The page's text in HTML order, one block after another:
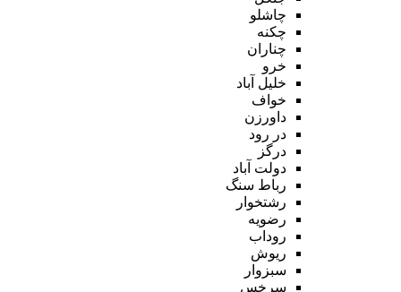
چاشلو
چکنه
چناران
خرو
خلیل آباد
خواف
داورزن
در رود
درگز
دولت آباد
رباط سنگ
رشتخوار
رضویه
روداب
ریوش
سبزوار
سرخس